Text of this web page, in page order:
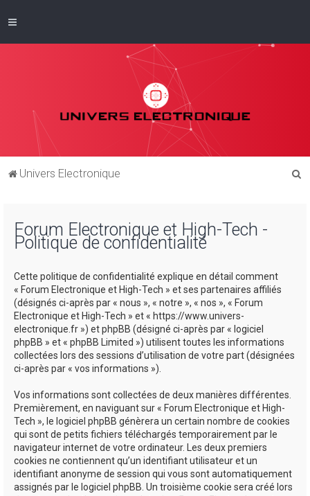
Univers Electronique
Forum Electronique et High-Tech -
Politique de confidentialité
Cette politique de confidentialité explique en détail comment
« Forum Electronique et High-Tech » et ses partenaires affiliés
(désignés ci-après par « nous », « notre », « nos », « Forum
Electronique et High-Tech » et « https://www.univers-
electronique.fr ») et phpBB (désigné ci-après par « logiciel
phpBB » et « phpBB Limited ») utilisent toutes les informations
collectées lors des sessions d’utilisation de votre part (désignées
ci-après par « vos informations »).
Vos informations sont collectées de deux manières différentes.
Premièrement, en naviguant sur « Forum Electronique et High-
Tech », le logiciel phpBB génèrera un certain nombre de cookies
qui sont de petits fichiers téléchargés temporairement par le
navigateur internet de votre ordinateur. Les deux premiers
cookies ne contiennent qu’un identifiant utilisateur et un
identifiant anonyme de session qui vous sont automatiquement
assignés par le logiciel phpBB. Un troisième cookie sera créé lors